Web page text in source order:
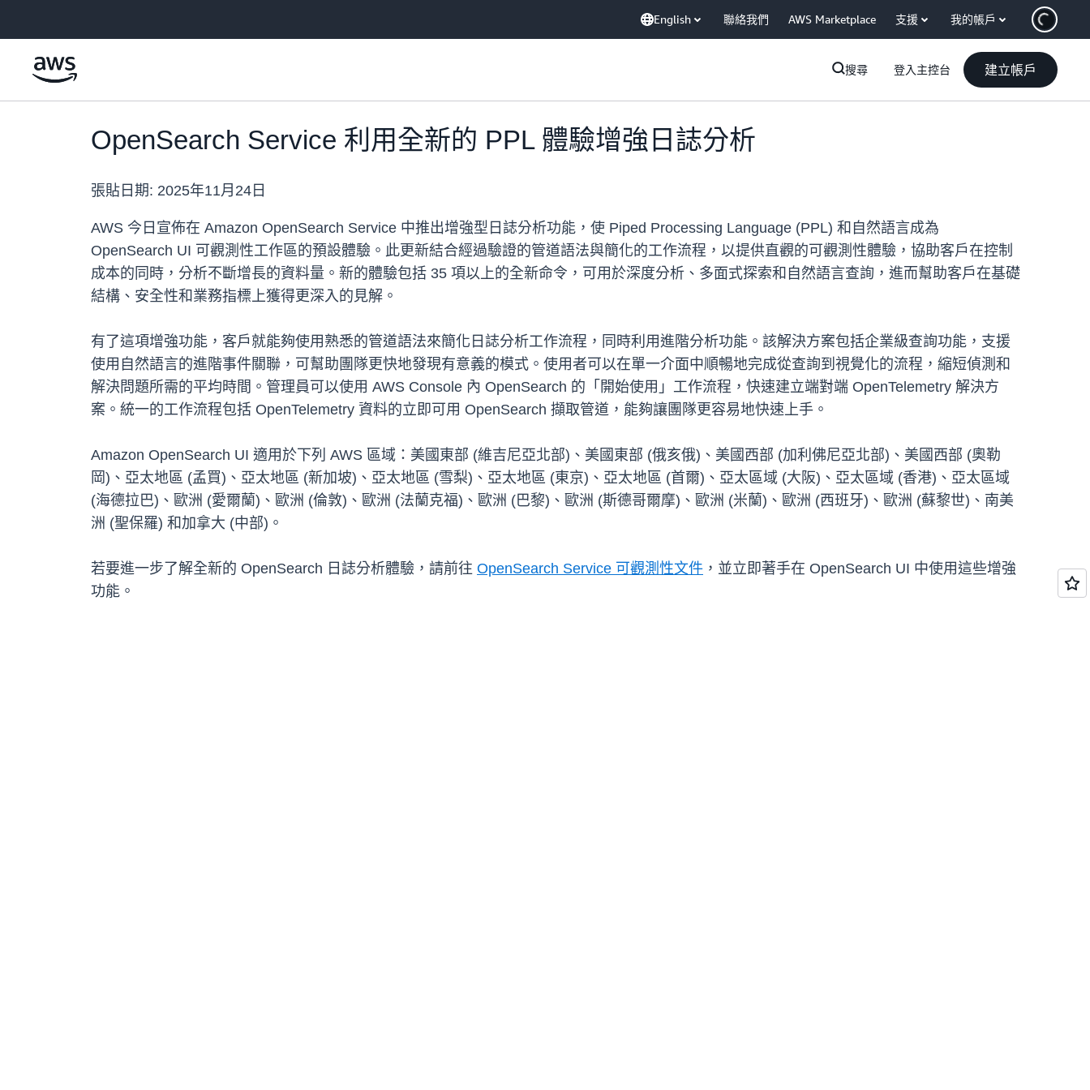
English 聯絡我們 AWS Marketplace 支援 我的帳戶
搜尋 登入主控台 建立帳戶
OpenSearch Service 利用全新的 PPL 體驗增強日誌分析
張貼日期: 2025年11月24日
AWS 今日宣佈在 Amazon OpenSearch Service 中推出增強型日誌分析功能，使 Piped Processing Language (PPL) 和自然語言成為
OpenSearch UI 可觀測性工作區的預設體驗。此更新結合經過驗證的管道語法與簡化的工作流程，以提供直觀的可觀測性體驗，協助客戶在控制
成本的同時，分析不斷增長的資料量。新的體驗包括 35 項以上的全新命令，可用於深度分析、多面式探索和自然語言查詢，進而幫助客戶在基礎
結構、安全性和業務指標上獲得更深入的見解。
有了這項增強功能，客戶就能夠使用熟悉的管道語法來簡化日誌分析工作流程，同時利用進階分析功能。該解決方案包括企業級查詢功能，支援
使用自然語言的進階事件關聯，可幫助團隊更快地發現有意義的模式。使用者可以在單一介面中順暢地完成從查詢到視覺化的流程，縮短偵測和
解決問題所需的平均時間。管理員可以使用 AWS Console 內 OpenSearch 的「開始使用」工作流程，快速建立端對端 OpenTelemetry 解決方
案。統一的工作流程包括 OpenTelemetry 資料的立即可用 OpenSearch 擷取管道，能夠讓團隊更容易地快速上手。
Amazon OpenSearch UI 適用於下列 AWS 區域：美國東部 (維吉尼亞北部)、美國東部 (俄亥俄)、美國西部 (加利佛尼亞北部)、美國西部 (奧勒
岡)、亞太地區 (孟買)、亞太地區 (新加坡)、亞太地區 (雪梨)、亞太地區 (東京)、亞太地區 (首爾)、亞太區域 (大阪)、亞太區域 (香港)、亞太區域
(海德拉巴)、歐洲 (愛爾蘭)、歐洲 (倫敦)、歐洲 (法蘭克福)、歐洲 (巴黎)、歐洲 (斯德哥爾摩)、歐洲 (米蘭)、歐洲 (西班牙)、歐洲 (蘇黎世)、南美
洲 (聖保羅) 和加拿大 (中部)。
若要進一步了解全新的 OpenSearch 日誌分析體驗，請前往 OpenSearch Service 可觀測性文件 ，並立即著手在 OpenSearch UI 中使用這些增強
功能。